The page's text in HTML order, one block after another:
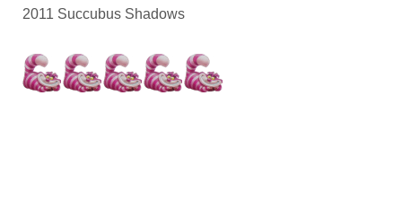
2011 Succubus Shadows